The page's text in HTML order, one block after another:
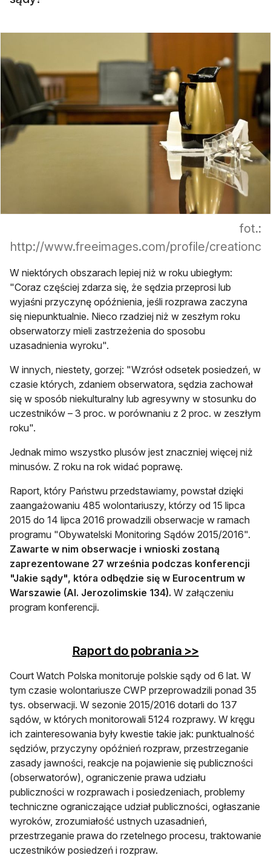
fot.:
http://www.freeimages.com/profile/creationc
W niektórych obszarach lepiej niż w roku ubiegłym:
"Coraz częściej zdarza się, że sędzia przeprosi lub
wyjaśni przyczynę opóźnienia, jeśli rozprawa zaczyna
się niepunktualnie. Nieco rzadziej niż w zeszłym roku
obserwatorzy mieli zastrzeżenia do sposobu
uzasadnienia wyroku".
W innych, niestety, gorzej: "Wzrósł odsetek posiedzeń, w
czasie których, zdaniem obserwatora, sędzia zachował
się w sposób niekulturalny lub agresywny w stosunku do
uczestników – 3 proc. w porównaniu z 2 proc. w zeszłym
roku".
Jednak mimo wszystko plusów jest znaczniej więcej niż
minusów. Z roku na rok widać poprawę.
Raport, który Państwu przedstawiamy, powstał dzięki
zaangażowaniu 485 wolontariuszy, którzy od 15 lipca
2015 do 14 lipca 2016 prowadzili obserwacje w ramach
programu "Obywatelski Monitoring Sądów 2015/2016".
Zawarte w nim obserwacje i wnioski zostaną
zaprezentowane 27 września podczas konferencji
"Jakie sądy", która odbędzie się w Eurocentrum w
Warszawie (Al. Jerozolimskie 134). W załączeniu
program konferencji.
Raport do pobrania >>otwiera się
Court Watch Polska monitoruje polskie sądy od 6 lat. W
tym czasie wolontariusze CWP przeprowadzili ponad 35
tys. obserwacji. W sezonie 2015/2016 dotarli do 137
sądów, w których monitorowali 5124 rozprawy. W kręgu
ich zainteresowania były kwestie takie jak: punktualność
sędziów, przyczyny opóźnień rozpraw, przestrzeganie
zasady jawności, reakcje na pojawienie się publiczności
(obserwatorów), ograniczenie prawa udziału
publiczności w rozprawach i posiedzeniach, problemy
techniczne ograniczające udział publiczności, ogłaszanie
wyroków, zrozumiałość ustnych uzasadnień,
przestrzeganie prawa do rzetelnego procesu, traktowanie
uczestników posiedzeń i rozpraw.